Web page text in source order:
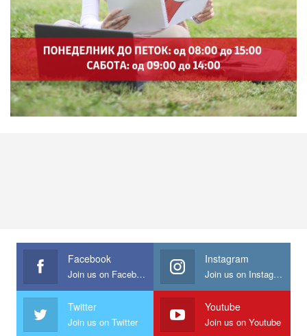
Facebook
Join us on Facebook
Instagram
Join us on Instagram
Twitter
Join us on Twitter
Youtube
Join us on Youtube